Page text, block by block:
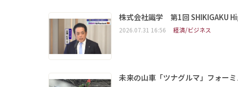
株式会社識学 第1回 SHIKIGAKU
2026.07.31 16:56 経済/ビジネス
未来の山車「ツナグルマ」フォー